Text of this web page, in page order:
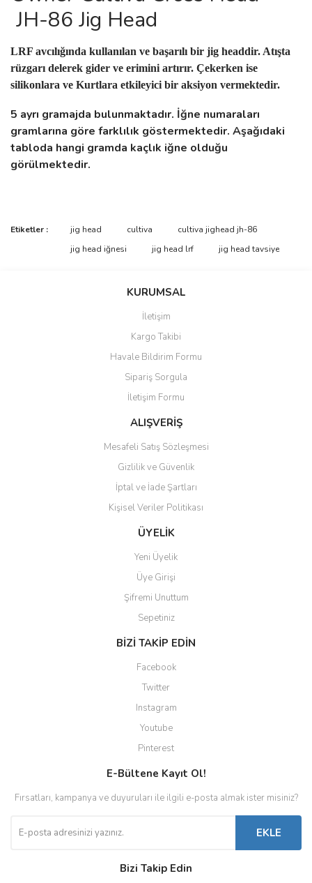
JH-86 Jig Head
LRF avcılığında kullanılan ve başarılı bir jig headdir. Atışta
rüzgarı delerek gider ve erimini artırır. Çekerken ise
silikonlara ve Kurtlara etkileyici bir aksiyon vermektedir.
5 ayrı gramajda bulunmaktadır. İğne numaraları
gramlarına göre farklılık göstermektedir. Aşağıdaki
tabloda hangi gramda kaçlık iğne olduğu
görülmektedir.
Bu ürüne ilk yorumu siz yapın!
Yorum Yaz
Bu ürünün fiyat bilgisi, resim, ürün açıklamalarında ve diğer
tarafımıza iletebilirsiniz.
Ürün açıklamasında eksik bilgiler bulunuyor.
Ürün bilgilerinde hatalar bulunuyor.
Ürün fiyatı diğer sitelerden daha pahalı.
Bu ürüne benzer farklı alternatifler olmalı.
Gönder
Etiketler : jig head cultiva
cultiva jighead jh-86
jig head iğnesi
jig head lrf jig head tavsiye
KURUMSAL
İletişim
Kargo Takibi
Havale Bildirim Formu
Sipariş Sorgula
İletişim Formu
ALIŞVERİŞ
Mesafeli Satış Sözleşmesi
Gizlilik ve Güvenlik
İptal ve İade Şartları
Kişisel Veriler Politikası
ÜYELİK
Yeni Üyelik
Üye Girişi
Şifremi Unuttum
Sepetiniz
BİZİ TAKİP EDİN
Facebook
Twitter
Instagram
Youtube
Pinterest
E-Bültene Kayıt Ol!
Fırsatları, kampanya ve duyuruları ile ilgili e-posta almak ister misiniz?
EKLE
Bizi Takip Edin